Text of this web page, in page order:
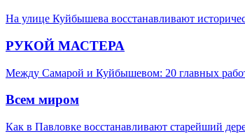
На улице Куйбышева восстанавливают
РУКОЙ МАСТЕРА
Между Самарой и Куйбышевом: 20 главных
Всем миром
Как в Павловке восстанавливают старейший